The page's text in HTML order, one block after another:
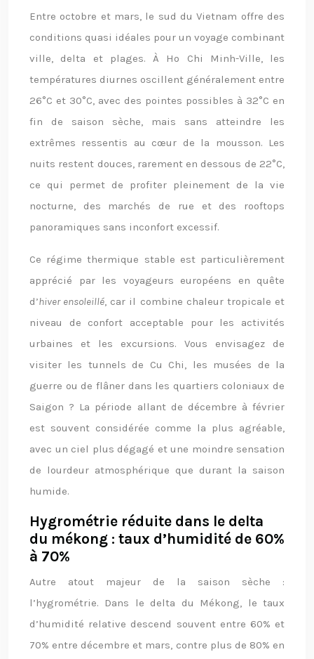
Entre octobre et mars, le sud du Vietnam offre des
conditions quasi idéales pour un voyage combinant
ville, delta et plages. À Ho Chi Minh-Ville, les
températures diurnes oscillent généralement entre
26°C et 30°C, avec des pointes possibles à 32°C en
fin de saison sèche, mais sans atteindre les
extrêmes ressentis au cœur de la mousson. Les
nuits restent douces, rarement en dessous de 22°C,
ce qui permet de profiter pleinement de la vie
nocturne, des marchés de rue et des rooftops
panoramiques sans inconfort excessif.
Ce régime thermique stable est particulièrement
apprécié par les voyageurs européens en quête
d’hiver ensoleillé, car il combine chaleur tropicale et
niveau de confort acceptable pour les activités
urbaines et les excursions. Vous envisagez de
visiter les tunnels de Cu Chi, les musées de la
guerre ou de flâner dans les quartiers coloniaux de
Saigon ? La période allant de décembre à février
est souvent considérée comme la plus agréable,
avec un ciel plus dégagé et une moindre sensation
de lourdeur atmosphérique que durant la saison
humide.
Hygrométrie réduite dans le delta
du mékong : taux d’humidité de 60%
à 70%
Autre atout majeur de la saison sèche :
l’hygrométrie. Dans le delta du Mékong, le taux
d’humidité relative descend souvent entre 60% et
70% entre décembre et mars, contre plus de 80% en